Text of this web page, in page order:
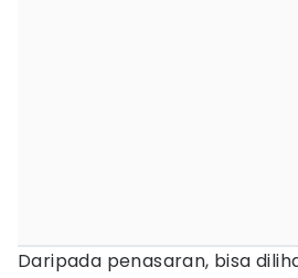
Daripada penasaran, bisa